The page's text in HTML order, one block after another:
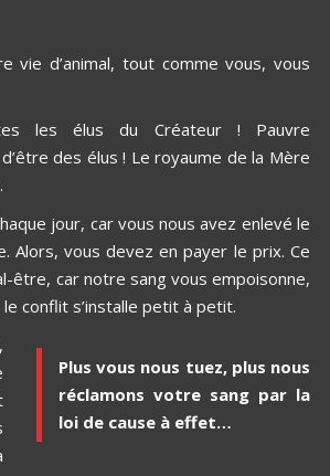
vie d’animal, tout comme vous, vous
les élus du Créateur ! Pauvre
des élus ! Le royaume de la Mère
jour, car vous nous avez enlevé le
Alors, vous devez en payer le prix. Ce
être, car notre sang vous empoisonne,
conflit s’installe petit à petit.
Plus vous nous tuez, plus nous
réclamons votre sang par la
loi de cause à effet…